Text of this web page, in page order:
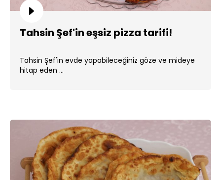
Tahsin Şef'in eşsiz pizza tarifi!
Tahsin Şef'in evde yapabileceğiniz göze ve mideye
hitap eden ...